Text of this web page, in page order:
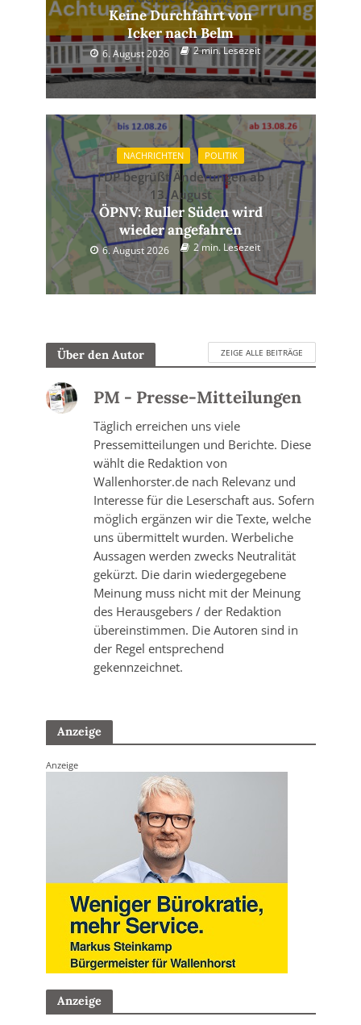
Keine Durchfahrt von
Icker nach Belm
6. August 2026 2 min. Lesezeit
NACHRICHTEN POLITIK
FDP begrüßt Änderungen ab
13. August
ÖPNV: Ruller Süden wird
wieder angefahren
6. August 2026 2 min. Lesezeit
Über den Autor ZEIGE ALLE BEITRÄGE
PM - Presse-Mitteilungen
Täglich erreichen uns viele
Pressemitteilungen und Berichte. Diese
wählt die Redaktion von
Wallenhorster.de nach Relevanz und
Interesse für die Leserschaft aus. Sofern
möglich ergänzen wir die Texte, welche
uns übermittelt wurden. Werbeliche
Aussagen werden zwecks Neutralität
gekürzt. Die darin wiedergegebene
Meinung muss nicht mit der Meinung
des Herausgebers / der Redaktion
übereinstimmen. Die Autoren sind in
der Regel entsprechend
gekennzeichnet.
Anzeige
Anzeige
Anzeige